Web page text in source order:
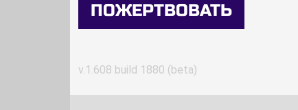
ПОЖЕРТВОВАТЬ
v.1.608 build 1880 (beta)